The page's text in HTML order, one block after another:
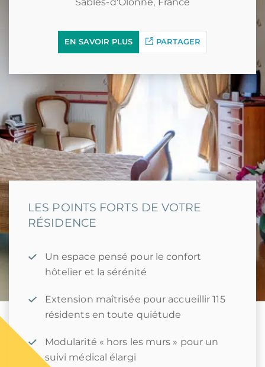
EN SAVOIR PLUS PARTAGER
LES POINTS FORTS DE VOTRE
RÉSIDENCE
Un espace pensé pour le confort
hôtelier et la sérénité
Extension maîtrisée pour accueillir 115
résidents en toute quiétude
Modularité « hors les murs » pour un
suivi médical élargi